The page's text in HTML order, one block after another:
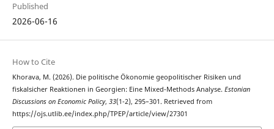
Published
2026-06-16
How to Cite
Khorava, M. (2026). Die politische Ökonomie geopolitischer Risiken und
fiskalsicher Reaktionen in Georgien: Eine Mixed-Methods Analyse. Estonian
Discussions on Economic Policy, 33(1-2), 295–301. Retrieved from
https://ojs.utlib.ee/index.php/TPEP/article/view/27301